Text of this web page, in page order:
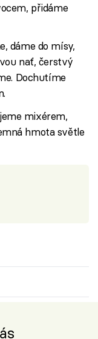
přidáme
dáme do mísy,
nať, čerstvý
Dochutíme
mixérem,
hmota světle